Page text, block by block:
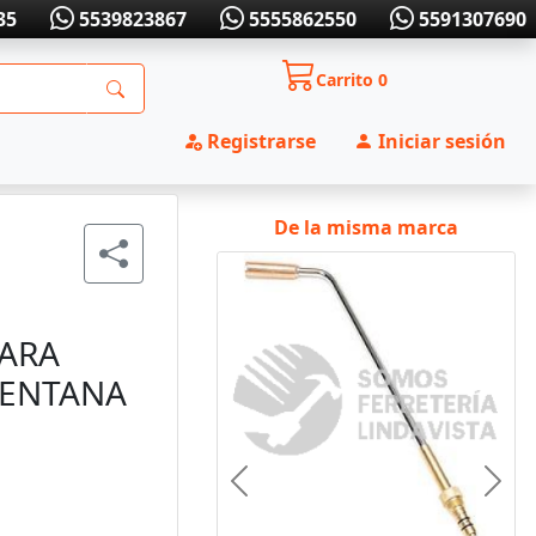
5539823867 5555862550 5591307690
Carrito0
Registrarse Iniciar sesión
De la misma marca
Anterior